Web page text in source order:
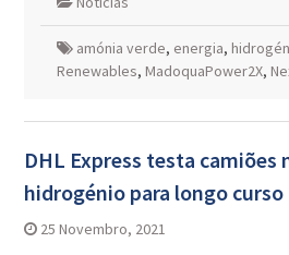
amónia verde, energia,
Renewables, MadoquaPower2X,
DHL Express testa camiões
hidrogénio para longo curso
25 Novembro, 2021